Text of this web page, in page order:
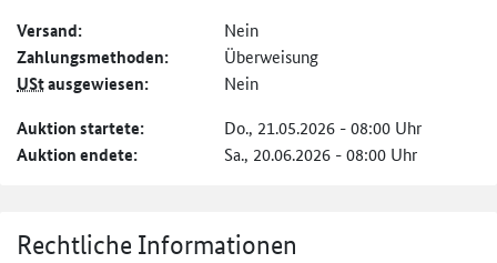
Versand: Nein
Zahlungs­methoden: Überweisung
UStausgewiesen: Nein
Auktion startete: Do., 21.05.2026 - 08:00 Uhr
Auktion endete: Sa., 20.06.2026 - 08:00 Uhr
Rechtliche Informationen